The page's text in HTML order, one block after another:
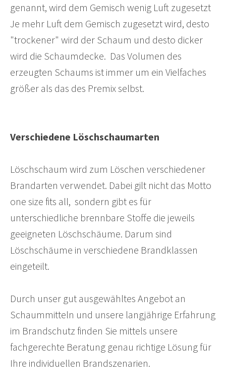
genannt, wird dem Gemisch wenig Luft zugesetzt
Je mehr Luft dem Gemisch zugesetzt wird, desto
"trockener" wird der Schaum und desto dicker
wird die Schaumdecke. Das Volumen des
erzeugten Schaums ist immer um ein Vielfaches
größer als das des Premix selbst.
Verschiedene Löschschaumarten
Löschschaum wird zum Löschen verschiedener
Brandarten verwendet. Dabei gilt nicht das Motto
one size fits all, sondern gibt es für
unterschiedliche brennbare Stoffe die jeweils
geeigneten Löschschäume. Darum sind
Löschschäume in verschiedene Brandklassen
eingeteilt.
Durch unser gut ausgewähltes Angebot an
Schaummitteln und unsere langjährige Erfahrung
im Brandschutz finden Sie mittels unsere
fachgerechte Beratung genau richtige Lösung für
Ihre individuellen Brandszenarien.